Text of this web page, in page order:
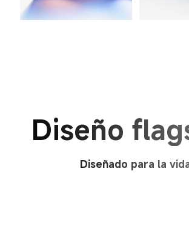
Diseño
Diseñado para la